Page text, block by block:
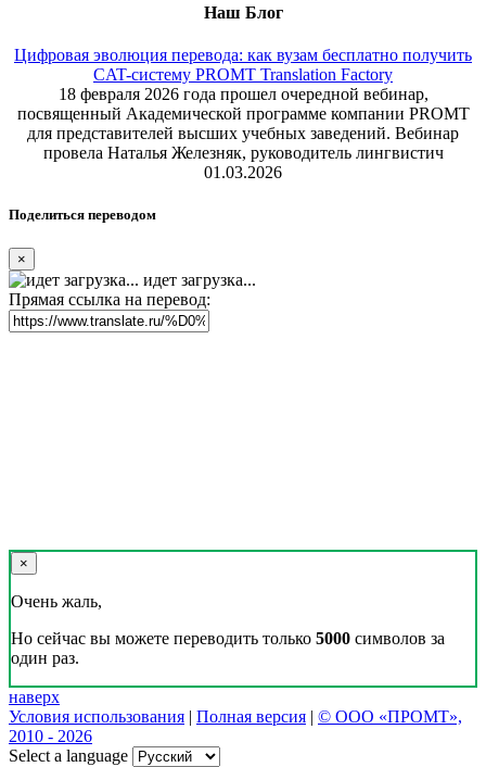
Наш Блог
Цифровая эволюция перевода: как вузам бесплатно получить
CAT-систему PROMT Translation Factory
18 февраля 2026 года прошел очередной вебинар,
посвященный Академической программе компании PROMT
для представителей высших учебных заведений. Вебинар
провела Наталья Железняк, руководитель лингвистич
01.03.2026
Поделиться переводом
×
идет загрузка...
Прямая ссылка на перевод:
×
Очень жаль,
Но сейчас вы можете переводить только 5000 символов за
один раз.
наверх
Условия использования | Полная версия | © ООО «ПРОМТ»,
2010 - 2026
Select a language